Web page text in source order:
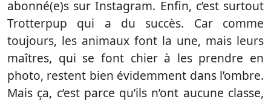
abonné(e)s sur Instagram. Enfin, c’est surtout
Trotterpup qui a du succès. Car comme
toujours, les animaux font la une, mais leurs
maîtres, qui se font chier à les prendre en
photo, restent bien évidemment dans l’ombre.
Mais ça, c’est parce qu’ils n’ont aucune classe,